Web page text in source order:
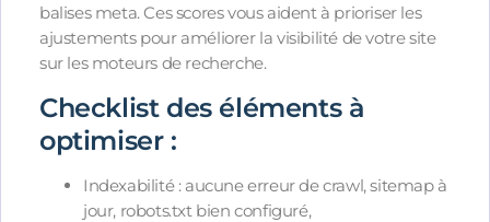
balises meta. Ces scores vous aident à prioriser les
ajustements pour améliorer la visibilité de votre site
sur les moteurs de recherche.
Checklist des éléments à
optimiser :
Indexabilité : aucune erreur de crawl, sitemap à
jour, robots.txt bien configuré,